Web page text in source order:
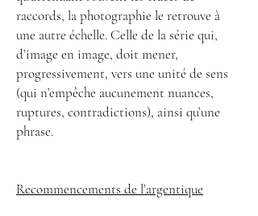
raccords, la photographie le retrouve à
une autre échelle. Celle de la série qui,
d’image en image, doit mener,
progressivement, vers une unité de sens
(qui n’empêche aucunement nuances,
ruptures, contradictions), ainsi qu’une
phrase.
Recommencements de l’argentique